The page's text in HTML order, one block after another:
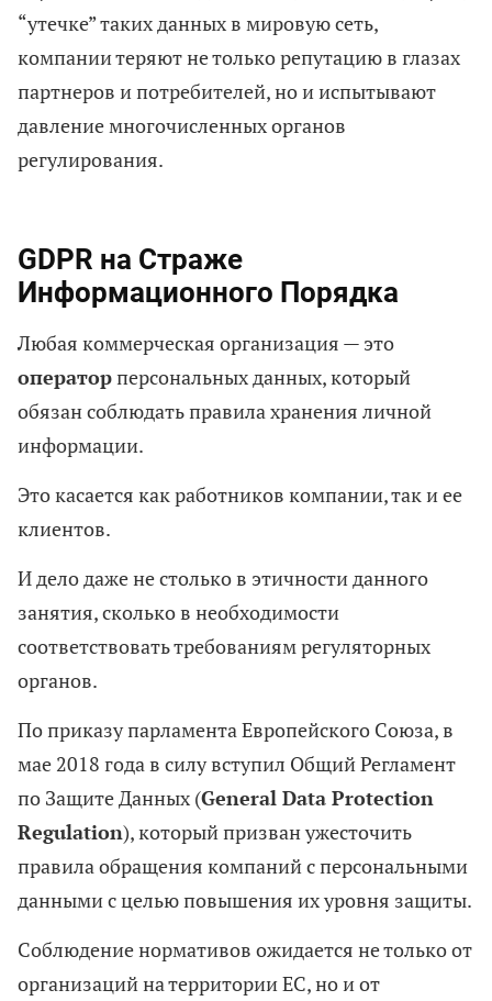
“утечке” таких данных в мировую сеть,
компании теряют не только репутацию в глазах
партнеров и потребителей, но и испытывают
давление многочисленных органов
регулирования.
GDPR на Страже
Информационного Порядка
Любая коммерческая организация — это
операторперсональных данных, который
обязан соблюдать правила хранения личной
информации.
Это касается как работников компании, так и ее
клиентов.
И дело даже не столько в этичности данного
занятия, сколько в необходимости
соответствовать требованиям регуляторных
органов.
По приказу парламента Европейского Союза, в
мае 2018 года в силу вступил Общий Регламент
по Защите Данных (General Data Protection
Regulation), который призван ужесточить
правила обращения компаний с персональными
данными с целью повышения их уровня защиты.
Соблюдение нормативов ожидается не только от
организаций на территории ЕС, но и от